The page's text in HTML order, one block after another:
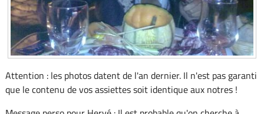
Attention : les photos datent de l'an dernier. Il n'est pas garanti
que le contenu de vos assiettes soit identique aux notres !